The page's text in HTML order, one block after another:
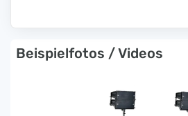
Beispielfotos / Videos